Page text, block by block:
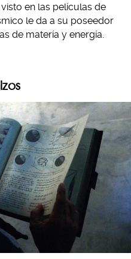
en las películas de
le da a su poseedor
de matería y energía.